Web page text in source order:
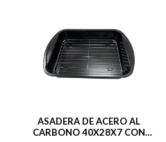
ASADERA DE ACERO AL
CARBONO 40X28X7 CON